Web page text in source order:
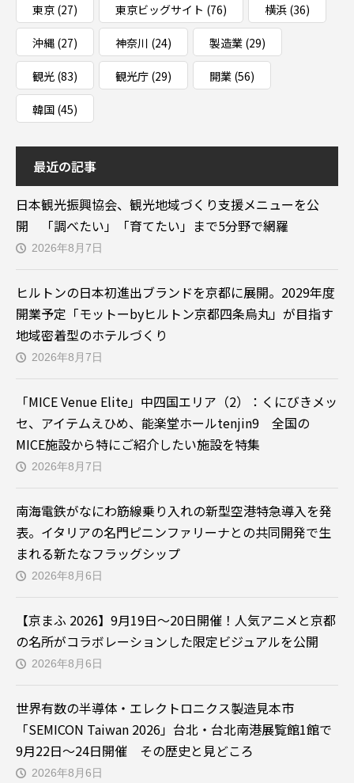
東京 (27) 東京ビッグサイト (76) 横浜 (36)
沖縄 (27) 神奈川 (24) 製造業 (29)
観光 (83) 観光庁 (29) 開業 (56)
韓国 (45)
最近の記事
日本観光振興協会、観光地域づくり支援メニューを公
開 「調べたい」「育てたい」まで5分野で網羅
2026年8月7日
ヒルトンの日本初進出ブランドを京都に展開。2029年度
開業予定「モットーbyヒルトン京都四条烏丸」が目指す
地域密着型のホテルづくり
2026年8月7日
「MICE Venue Elite」中四国エリア（2）：くにびきメッ
セ、アイテムえひめ、能楽堂ホールtenjin9 全国の
MICE施設から特にご紹介したい施設を特集
2026年8月7日
南海電鉄がなにわ筋線乗り入れの新型空港特急導入を発
表。イタリアの名門ピニンファリーナとの共同開発で生
まれる新たなフラッグシップ
2026年8月6日
【京まふ 2026】9月19日～20日開催！人気アニメと京都
の名所がコラボレーションした限定ビジュアルを公開
2026年8月6日
世界有数の半導体・エレクトロニクス製造見本市
「SEMICON Taiwan 2026」台北・台北南港展覧館1館で
9月22日～24日開催 その歴史と見どころ
2026年8月6日